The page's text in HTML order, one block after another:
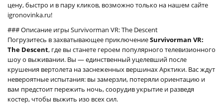
цену, быстро и в пару кликов, возможно только на нашем сайте
igronovinka.ru!
### Описание игры Survivorman VR: The Descent
Погрузитесь в захватывающее приключениеSurvivorman VR:
The Descent, где вы станете героем популярного телевизионного
шоу о выживании. Вы — единственный уцелевший после
крушения вертолета на заснеженных вершинах Арктики. Вас ждут
невероятные испытания: вы замерзли, потеряли ориентацию и
вам предстоит пережить ночь, соорудив укрытие и разведя
костер, чтобы выжить изо всех сил.